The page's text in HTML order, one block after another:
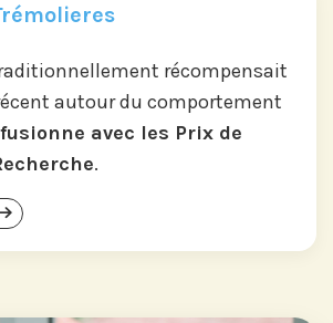
récompensait
autour du comportement
fusionne avec les Prix de
.